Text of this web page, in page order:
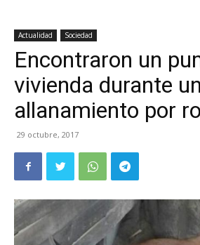
Actualidad Sociedad
Encontraron un
vivienda durante un
allanamiento por
29 octubre, 2017